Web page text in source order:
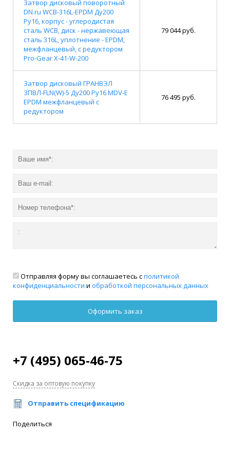
Затвор дисковый поворотный
DN.ru WCB-316L-EPDM Ду200
Ру16, корпус - углеродистая
сталь WCB, диск - нержавеющая
сталь 316L, уплотнение - EPDM,
межфланцевый, с редуктором
Pro-Gear X-41-W-200
79 044 руб.
Затвор дисковый ГРАНВЭЛ
ЗПВЛ-FLN(W)-5 Ду200 Ру16 MDV-E
EPDM межфланцевый с
редуктором
76 495 руб.
Отправляя форму вы соглашаетесь сполитикой
конфиденциальности и обработкой персональных данных
+7 (495) 065-46-75
Скидка за оптовую покупку
Отправить спецификацию
Поделиться